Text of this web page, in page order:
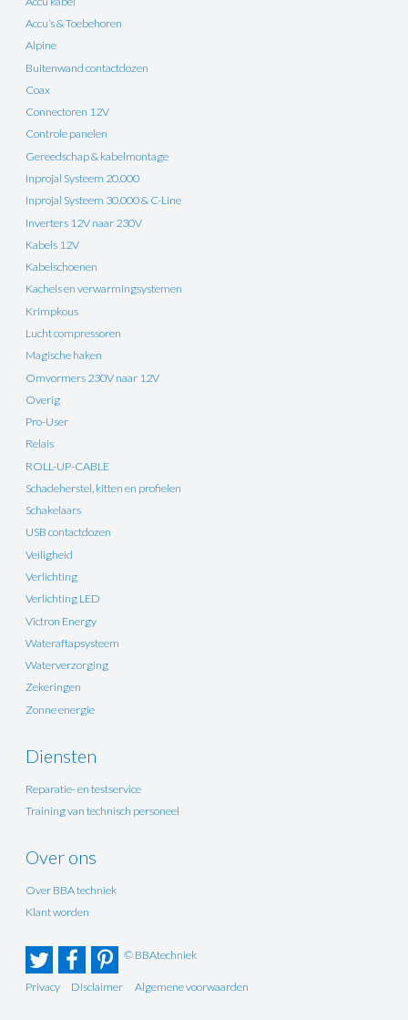
Accu’s & Toebehoren
Alpine
Buitenwand contactdozen
Coax
Connectoren 12V
Controle panelen
Gereedschap & kabelmontage
Inprojal Systeem 20.000
Inprojal Systeem 30.000 & C-Line
Inverters 12V naar 230V
Kabels 12V
Kabelschoenen
Kachels en verwarmingsystemen
Krimpkous
Lucht compressoren
Magische haken
Omvormers 230V naar 12V
Overig
Pro-User
Relais
ROLL-UP-CABLE
Schadeherstel, kitten en profielen
Schakelaars
USB contactdozen
Veiligheid
Verlichting
Verlichting LED
Victron Energy
Wateraftapsysteem
Waterverzorging
Zekeringen
Zonne energie
Diensten
Reparatie- en testservice
Training van technisch personeel
Over ons
Over BBA techniek
Klant worden
© BBAtechniek
Privacy Disclaimer Algemene voorwaarden